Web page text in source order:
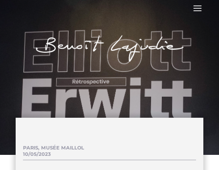
PARIS, MUSÉE MAILLOL
10/05/2023